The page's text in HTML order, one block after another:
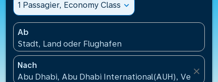
1 Passagier, Economy Class expand_more
Ab
Stadt, Land oder Flughafen
Nach
Abu Dhabi, Abu Dhabi International(AUH),
close